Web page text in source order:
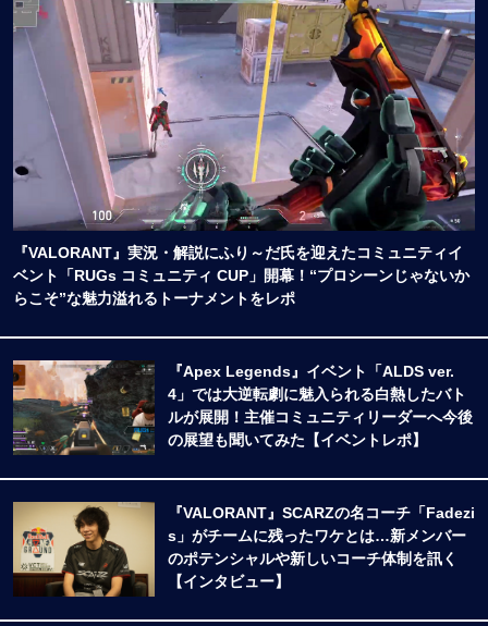
『VALORANT』実況・解説にふり～だ氏を迎えたコミュニティイ
ベント「RUGs コミュニティ CUP」開幕！“プロシーンじゃないか
らこそ”な魅力溢れるトーナメントをレポ
『Apex Legends』イベント「ALDS ver.
4」では大逆転劇に魅入られる白熱したバト
ルが展開！主催コミュニティリーダーへ今後
の展望も聞いてみた【イベントレポ】
『VALORANT』SCARZの名コーチ「Fadezi
s」がチームに残ったワケとは…新メンバー
のポテンシャルや新しいコーチ体制を訊く
【インタビュー】